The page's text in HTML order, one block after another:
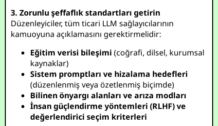
3. Zorunlu şeffaflık standartları getirin
Düzenleyiciler, tüm ticari LLM sağlayıcılarının
kamuoyuna açıklamasını gerektirmelidir:
Eğitim verisi bileşimi (coğrafi, dilsel, kurumsal
kaynaklar)
Sistem promptları ve hizalama hedefleri
(düzenlenmiş veya özetlenmiş biçimde)
Bilinen önyargı alanları ve arıza modları
İnsan güçlendirme yöntemleri (RLHF) ve
değerlendirici seçim kriterleri